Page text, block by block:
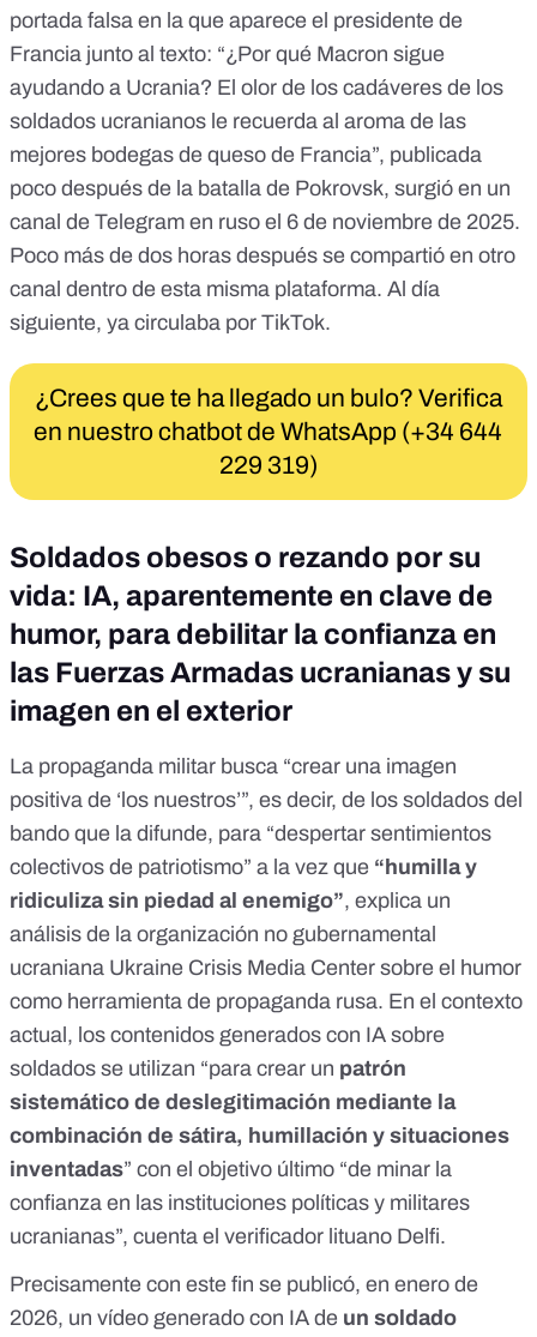
portada falsa en la que aparece el presidente de
Francia junto al texto: “¿Por qué Macron sigue
ayudando a Ucrania? El olor de los cadáveres de los
soldados ucranianos le recuerda al aroma de las
mejores bodegas de queso de Francia”, publicada
poco después de la batalla de Pokrovsk, surgió en un
canal de Telegram en ruso el 6 de noviembre de 2025.
Poco más de dos horas después se compartió en otro
canal dentro de esta misma plataforma. Al día
siguiente, ya circulaba por TikTok.
¿Crees que te ha llegado un bulo? Verifica
en nuestro chatbot de WhatsApp (+34 644
229 319)
Soldados obesos o rezando por su
vida: IA, aparentemente en clave de
humor, para debilitar la confianza en
las Fuerzas Armadas ucranianas y su
imagen en el exterior
La propaganda militar busca “crear una imagen
positiva de ‘los nuestros’”, es decir, de los soldados del
bando que la difunde, para “despertar sentimientos
colectivos de patriotismo” a la vez que “humilla y
ridiculiza sin piedad al enemigo”, explica un
análisis de la organización no gubernamental
ucraniana Ukraine Crisis Media Center sobre el humor
como herramienta de propaganda rusa. En el contexto
actual, los contenidos generados con IA sobre
soldados se utilizan “para crear un patrón
sistemático de deslegitimación mediante la
combinación de sátira, humillación y situaciones
inventadas” con el objetivo último “de minar la
confianza en las instituciones políticas y militares
ucranianas”, cuenta el verificador lituano Delfi.
Precisamente con este fin se publicó, en enero de
2026, un vídeo generado con IA de un soldado